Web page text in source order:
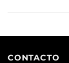
CONTACTO